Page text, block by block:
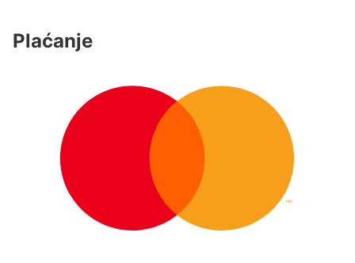
Plaćanje